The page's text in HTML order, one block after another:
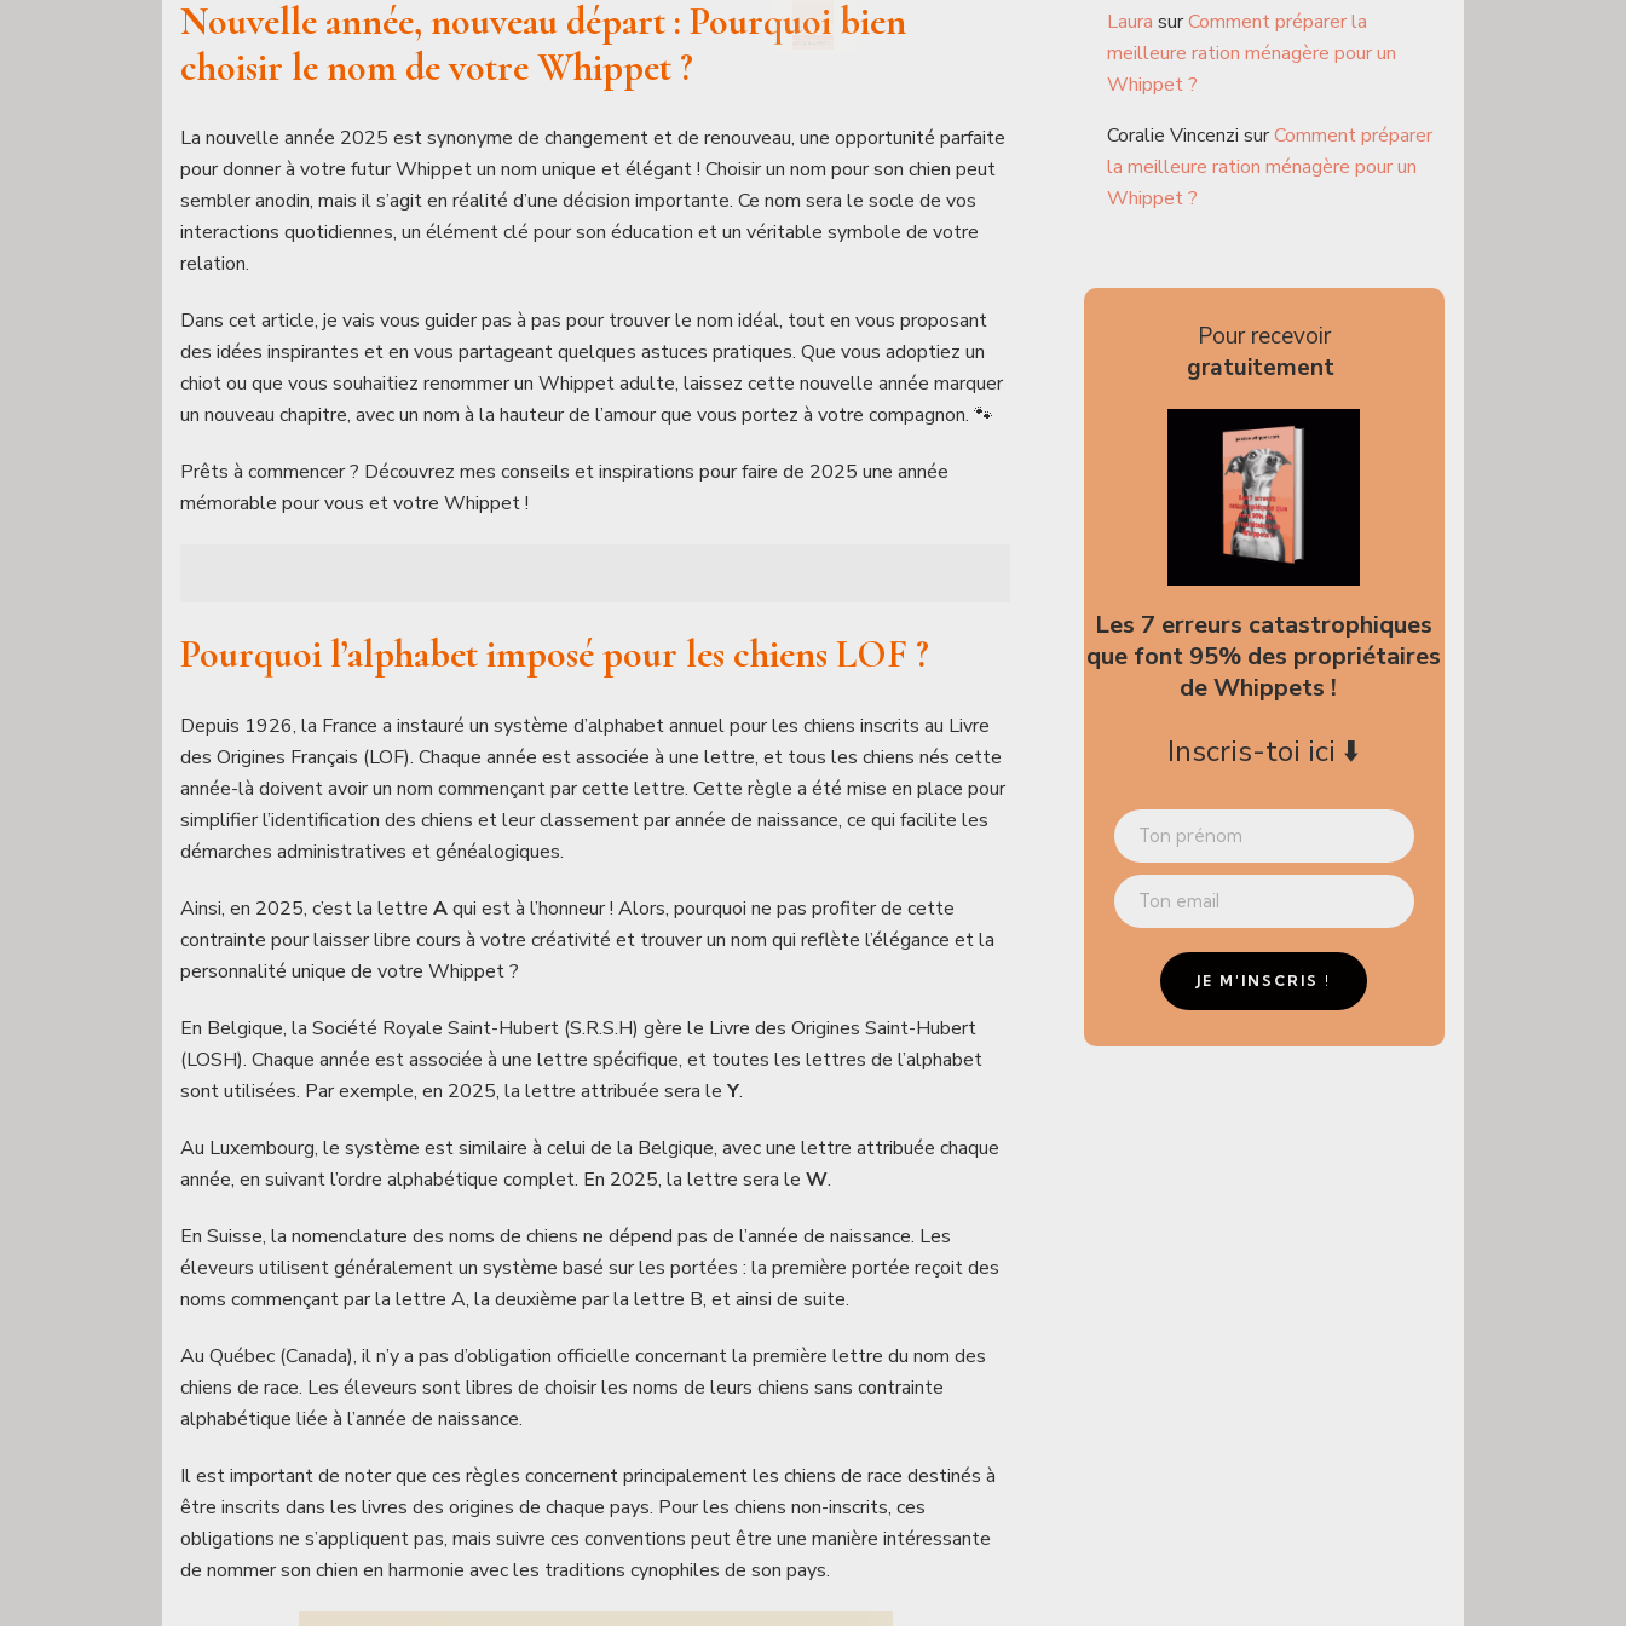
Nouvelle année, nouveau départ : Pourquoi bien
choisir le nom de votre Whippet ?
La nouvelle année 2025 est synonyme de changement et de renouveau, une opportunité parfaite
pour donner à votre futur Whippet un nom unique et élégant ! Choisir un nom pour son chien peut
sembler anodin, mais il s’agit en réalité d’une décision importante. Ce nom sera le socle de vos
interactions quotidiennes, un élément clé pour son éducation et un véritable symbole de votre
relation.
Dans cet article, je vais vous guider pas à pas pour trouver le nom idéal, tout en vous proposant
des idées inspirantes et en vous partageant quelques astuces pratiques. Que vous adoptiez un
chiot ou que vous souhaitiez renommer un Whippet adulte, laissez cette nouvelle année marquer
un nouveau chapitre, avec un nom à la hauteur de l’amour que vous portez à votre compagnon. 🐾
Prêts à commencer ? Découvrez mes conseils et inspirations pour faire de 2025 une année
mémorable pour vous et votre Whippet !
Pourquoi l’alphabet imposé pour les chiens LOF ?
Depuis 1926, la France a instauré un système d’alphabet annuel pour les chiens inscrits au Livre
des Origines Français (LOF). Chaque année est associée à une lettre, et tous les chiens nés cette
année-là doivent avoir un nom commençant par cette lettre. Cette règle a été mise en place pour
simplifier l’identification des chiens et leur classement par année de naissance, ce qui facilite les
démarches administratives et généalogiques.
Ainsi, en 2025, c’est la lettreAqui est à l’honneur ! Alors, pourquoi ne pas profiter de cette
contrainte pour laisser libre cours à votre créativité et trouver un nom qui reflète l’élégance et la
personnalité unique de votre Whippet ?
En Belgique, la Société Royale Saint-Hubert (S.R.S.H) gère le Livre des Origines Saint-Hubert
(LOSH). Chaque année est associée à une lettre spécifique, et toutes les lettres de l’alphabet
sont utilisées. Par exemple, en 2025, la lettre attribuée sera leY.
Au Luxembourg, le système est similaire à celui de la Belgique, avec une lettre attribuée chaque
année, en suivant l’ordre alphabétique complet. En 2025, la lettre sera leW.
En Suisse, la nomenclature des noms de chiens ne dépend pas de l’année de naissance. Les
éleveurs utilisent généralement un système basé sur les portées : la première portée reçoit des
noms commençant par la lettre A, la deuxième par la lettre B, et ainsi de suite.
Au Québec (Canada), il n’y a pas d’obligation officielle concernant la première lettre du nom des
chiens de race. Les éleveurs sont libres de choisir les noms de leurs chiens sans contrainte
alphabétique liée à l’année de naissance.
Il est important de noter que ces règles concernent principalement les chiens de race destinés à
être inscrits dans les livres des origines de chaque pays. Pour les chiens non-inscrits, ces
obligations ne s’appliquent pas, mais suivre ces conventions peut être une manière intéressante
de nommer son chien en harmonie avec les traditions cynophiles de son pays.
Laura surComment préparer la
meilleure ration ménagère pour un
Whippet ?
Coralie Vincenzi surComment préparer
la meilleure ration ménagère pour un
Whippet ?
Pour recevoir
gratuitement
Les 7 erreurs catastrophiques
que font 95% des propriétaires
de Whippets !
Inscris-toi ici ⬇️
JE M'INSCRIS !
JE VEUX RECEVOIR MON GUIDE ! 🐾
inscrivant ici, vous recevrez les articles, vidéos, offres commerciales, podcasts et
autres conseils pour vous aider à trouver des réponses à toutes les questions que